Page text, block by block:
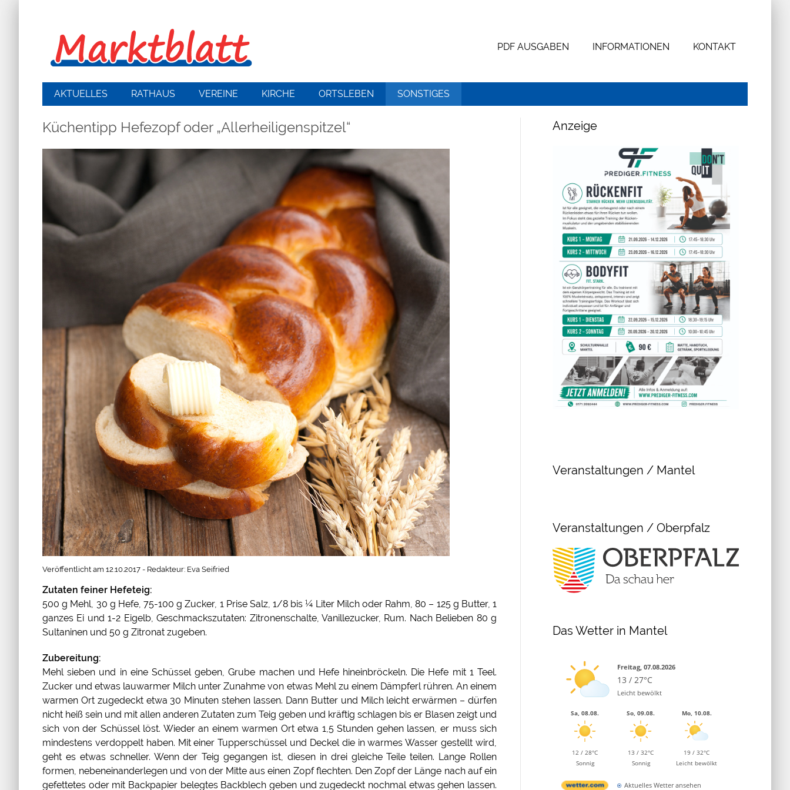
PDF AUSGABEN INFORMATIONEN KONTAKT
AKTUELLES RATHAUS VEREINE KIRCHE ORTSLEBEN SONSTIGES
Küchentipp Hefezopf oder „Allerheiligenspitzel“
Veröffentlicht am 12.10.2017 - Redakteur: Eva Seifried
Zutaten feiner Hefeteig:
500 g Mehl, 30 g Hefe, 75-100 g Zucker, 1 Prise Salz, 1/8 bis ¼ Liter Milch oder Rahm, 80 – 125 g Butter, 1
ganzes Ei und 1-2 Eigelb, Geschmackszutaten: Zitronenschalte, Vanillezucker, Rum. Nach Belieben 80 g
Sultaninen und 50 g Zitronat zugeben.
Zubereitung:
Mehl sieben und in eine Schüssel geben, Grube machen und Hefe hineinbröckeln. Die Hefe mit 1 Teel.
Zucker und etwas lauwarmer Milch unter Zunahme von etwas Mehl zu einem Dämpferl rühren. An einem
warmen Ort zugedeckt etwa 30 Minuten stehen lassen. Dann Butter und Milch leicht erwärmen – dürfen
nicht heiß sein und mit allen anderen Zutaten zum Teig geben und kräftig schlagen bis er Blasen zeigt und
sich von der Schüssel löst. Wieder an einem warmen Ort etwa 1,5 Stunden gehen lassen, er muss sich
mindestens verdoppelt haben. Mit einer Tupperschüssel und Deckel die in warmes Wasser gestellt wird,
geht es etwas schneller. Wenn der Teig gegangen ist, diesen in drei gleiche Teile teilen. Lange Rollen
formen, nebeneinanderlegen und von der Mitte aus einen Zopf flechten. Den Zopf der Länge nach auf ein
gefettetes oder mit Backpapier belegtes Backblech geben und zugedeckt nochmal etwas gehen lassen.
Anzeige
Veranstaltungen / Mantel
Veranstaltungen / Oberpfalz
Das Wetter in Mantel
Freitag, 07.08.2026
13 / 27°C
Leicht bewölkt
Sa, 08.08.
12 / 28°C
Sonnig
So, 09.08.
13 / 32°C
Sonnig
Mo, 10.08.
19 / 32°C
Leicht bewölkt
Aktuelles Wetter ansehen